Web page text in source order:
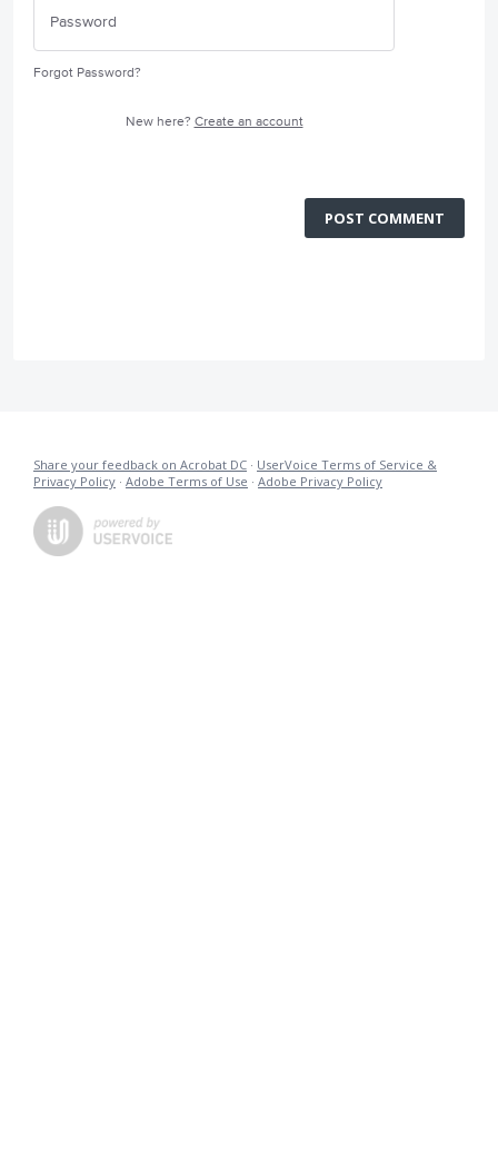
Forgot Password?
New here? Create an account
POST COMMENT
Share your feedback on Acrobat DC · UserVoice Terms of Service &
Privacy Policy · Adobe Terms of Use · Adobe Privacy Policy